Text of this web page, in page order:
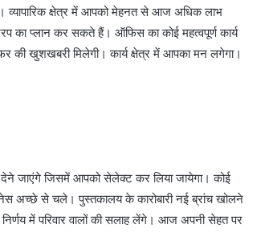
क्षेत्र में आपको मेहनत से आज अधिक लाभ
प्लान कर सकते हैं। ऑफिस का कोई महत्वपूर्ण कार्य
की खुशखबरी मिलेगी। कार्य क्षेत्र में आपका मन लगेगा।
जाएंगे जिसमें आपको सेलेक्ट कर लिया जायेगा। कोई
अच्छे से चले। पुस्तकालय के कारोबारी नई ब्रांच खोलने
में परिवार वालों की सलाह लेंगे। आज अपनी सेहत पर